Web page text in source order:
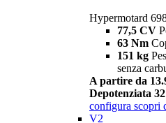
Hypermotard
77,5 CV
63 Nm
151 kg
senza
A partire da
Depotenziata
configura scopri
V2